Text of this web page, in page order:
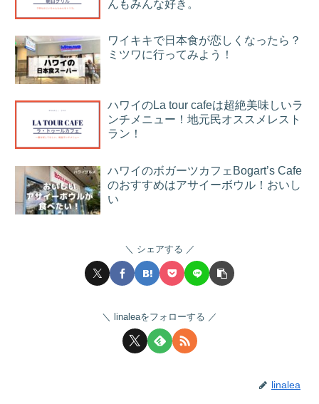
んもみんな好き。
ワイキキで日本食が恋しくなったら？
ミツワに行ってみよう！
ハワイのLa tour cafeは超絶美味しいラ
ンチメニュー！地元民オススメレスト
ラン！
ハワイのボガーツカフェBogart’s Cafe
のおすすめはアサイーボウル！おいし
い
シェアする
linaleaをフォローする
linalea